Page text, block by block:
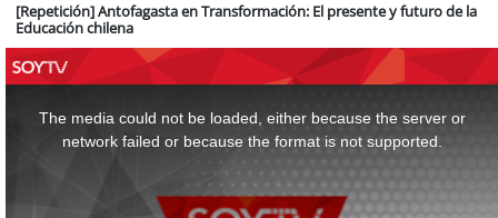
[Repetición] Antofagasta en Transformación: El presente y futuro de la
Educación chilena
The media could not be loaded, either because the server or
network failed or because the format is not supported.